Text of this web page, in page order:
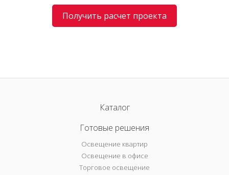
Получить расчет проекта
Каталог
Готовые решения
Освещение квартир
Освещение в офисе
Торговое освещение